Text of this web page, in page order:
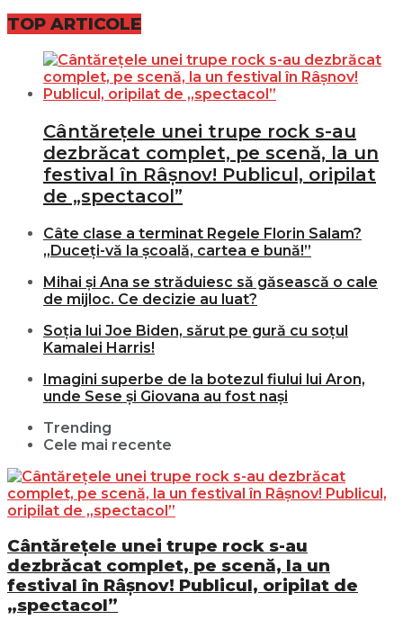
TOP ARTICOLE
Cântărețele unei trupe rock s-au
dezbrăcat complet, pe scenă, la un
festival în Râșnov! Publicul, oripilat
de „spectacol”
Câte clase a terminat Regele Florin Salam?
„Duceți-vă la școală, cartea e bună!”
Mihai și Ana se străduiesc să găsească o cale
de mijloc. Ce decizie au luat?
Soția lui Joe Biden, sărut pe gură cu soțul
Kamalei Harris!
Imagini superbe de la botezul fiului lui Aron,
unde Sese și Giovana au fost nași
Trending
Cele mai recente
Cântărețele unei trupe rock s-au
dezbrăcat complet, pe scenă, la un
festival în Râșnov! Publicul, oripilat de
„spectacol”